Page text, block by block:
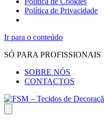
Política de Privacidade
Ir para o conteúdo
SÓ PARA PROFISSIONAIS
SOBRE NÓS
CONTACTOS